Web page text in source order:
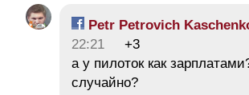
Petr Petrovich
22:21
+3
а у пилоток как
случайно?